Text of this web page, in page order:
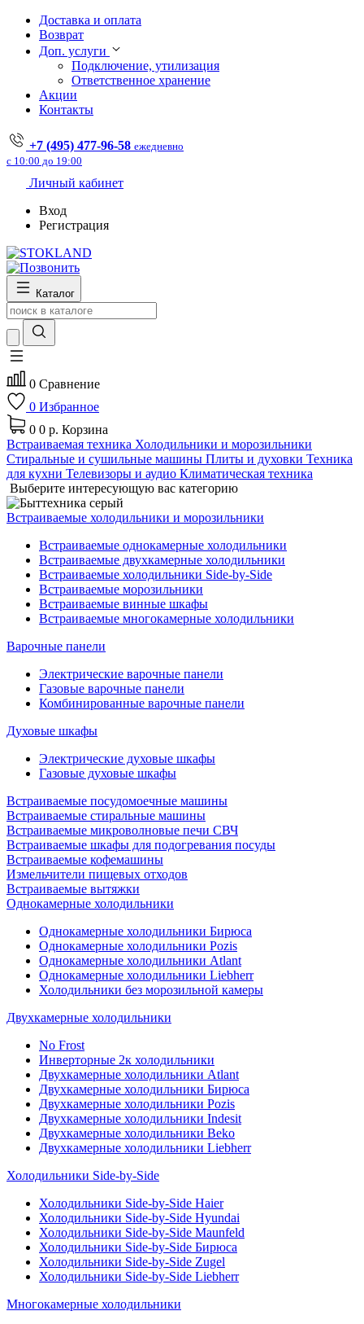
Доставка и оплата
Возврат
Доп. услуги
Подключение, утилизация
Ответственное хранение
Акции
Контакты
+7 (495) 477-96-58 ежедневно
с 10:00 до 19:00
Личный кабинет
Вход
Регистрация
Каталог
0 Сравнение
0 Избранное
0 0 р. Корзина
Встраиваемая техника Холодильники и морозильники
Стиральные и сушильные машины Плиты и духовки Техника
для кухни Телевизоры и аудио Климатическая техника
Выберите интересующую вас категорию
Встраиваемые холодильники и морозильники
Встраиваемые однокамерные холодильники
Встраиваемые двухкамерные холодильники
Встраиваемые холодильники Side-by-Side
Встраиваемые морозильники
Встраиваемые винные шкафы
Встраиваемые многокамерные холодильники
Варочные панели
Электрические варочные панели
Газовые варочные панели
Комбинированные варочные панели
Духовые шкафы
Электрические духовые шкафы
Газовые духовые шкафы
Встраиваемые посудомоечные машины
Встраиваемые стиральные машины
Встраиваемые микроволновые печи СВЧ
Встраиваемые шкафы для подогревания посуды
Встраиваемые кофемашины
Измельчители пищевых отходов
Встраиваемые вытяжки
Однокамерные холодильники
Однокамерные холодильники Бирюса
Однокамерные холодильники Pozis
Однокамерные холодильники Atlant
Однокамерные холодильники Liebherr
Холодильники без морозильной камеры
Двухкамерные холодильники
No Frost
Инверторные 2к холодильники
Двухкамерные холодильники Atlant
Двухкамерные холодильники Бирюса
Двухкамерные холодильники Pozis
Двухкамерные холодильники Indesit
Двухкамерные холодильники Beko
Двухкамерные холодильники Liebherr
Холодильники Side-by-Side
Холодильники Side-by-Side Haier
Холодильники Side-by-Side Hyundai
Холодильники Side-by-Side Maunfeld
Холодильники Side-by-Side Бирюса
Холодильники Side-by-Side Zugel
Холодильники Side-by-Side Liebherr
Многокамерные холодильники